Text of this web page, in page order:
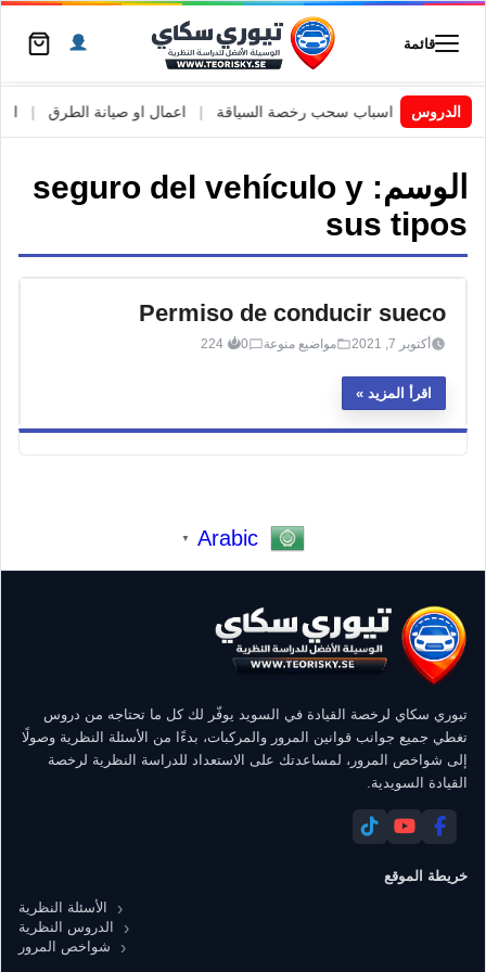
قائمة
الدروسالسويد | اسباب سحب رخصة السياقة اعمال او صيانة الطرق
الوسم: seguro del vehículo y
sus tipos
Permiso de conducir sueco
أكتوبر 7, 2021 مواضيع منوعة 0
224
اقرأ المزيد
Arabic
▼
تيوري سكاي لرخصة القيادة في السويد يوفّر لك كل ما تحتاجه من دروس
تغطي جميع جوانب قوانين المرور والمركبات، بدءًا من الأسئلة النظرية وصولًا
إلى شواخص المرور، لمساعدتك على الاستعداد للدراسة النظرية لرخصة
القيادة السويدية.
خريطة الموقع
الأسئلة النظرية
الدروس النظرية
شواخص المرور